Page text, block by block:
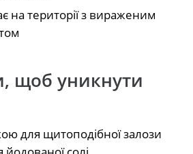
на території з вираженим
щоб уникнути
для щитоподібної залози